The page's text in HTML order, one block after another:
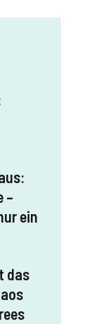
–
ein
das